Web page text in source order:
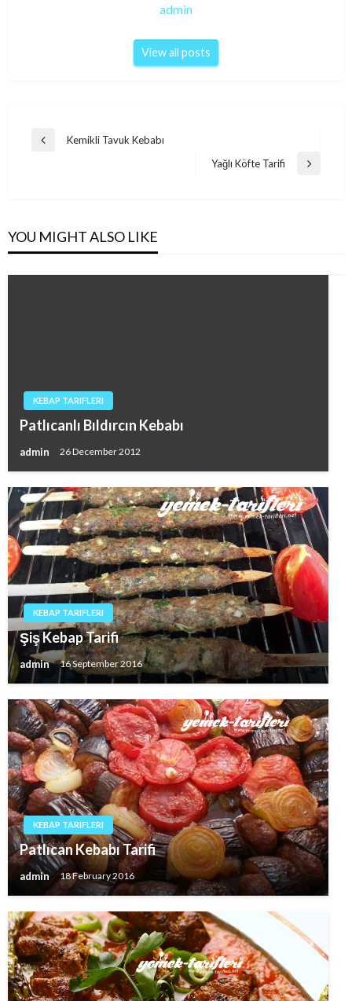
admin
View all posts
Post
Previous
Kemikli Tavuk Kebabı
Next
Yağlı Köfte Tarifi
YOU MIGHT ALSO LIKE
KEBAP TARIFLERI
Patlıcanlı Bıldırcın Kebabı
admin 26 December 2012
KEBAP TARIFLERI
Şiş Kebap Tarifi
admin 16 September 2016
KEBAP TARIFLERI
Patlıcan Kebabı Tarifi
admin 18 February 2016